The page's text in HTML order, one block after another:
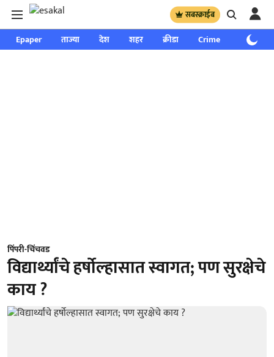
सबस्क्राईब
Epaper ताज्या देश शहर क्रीडा Crime साप्ताहिक
पिंपरी-चिंचवड
विद्यार्थ्यांचे हर्षोल्हासात स्वागत; पण सुरक्षेचे
काय ?